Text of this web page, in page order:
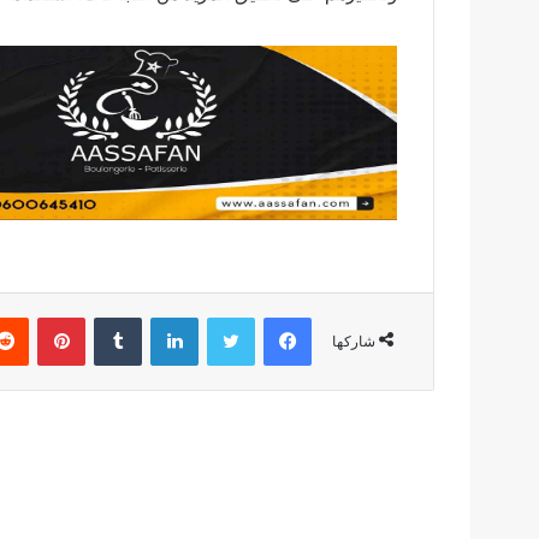
شاركها
فيسبوك تويتر لينكدإن